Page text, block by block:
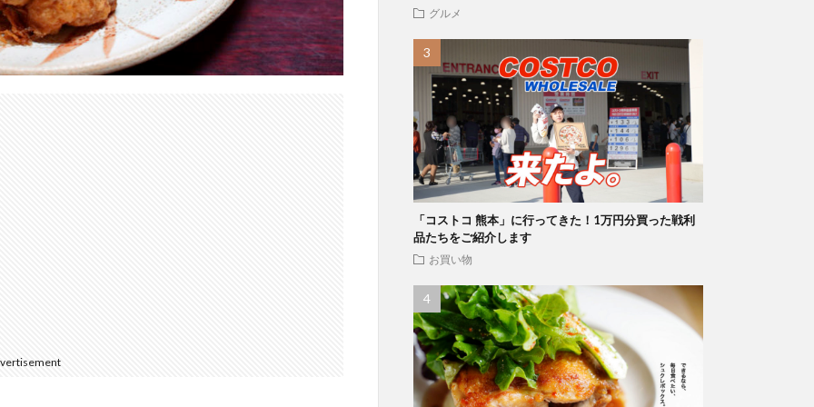
グルメ
「コストコ 熊本」に行ってきた！1万円分買った戦利
品たちをご紹介します
お買い物